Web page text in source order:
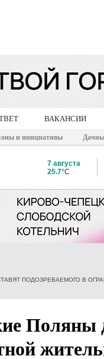
ВАКАНСИИ
и инициативы
7 августа
25.7°C
ПОДОЗРЕВАЕМОГО В
Поляны